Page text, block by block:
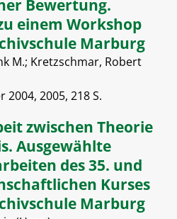
Bewertung.
einem Workshop
Marburg
M.; Kretzschmar, Robert
2004, 2005, 218 S.
zwischen Theorie
Ausgewählte
des 35. und
Kurses
Marburg